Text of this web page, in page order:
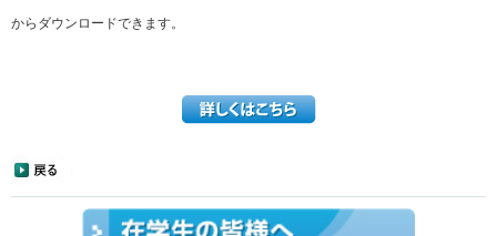
からダウンロードできます。